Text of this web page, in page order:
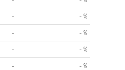
- - %
- - %
- - %
- - %